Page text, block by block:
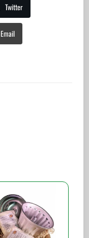
Twitter
Email